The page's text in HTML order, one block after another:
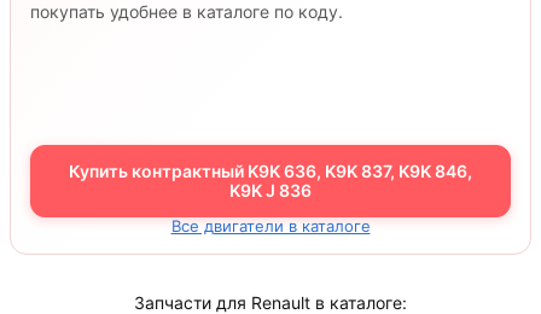
покупать удобнее в каталоге по коду.
Купить контрактный K9K 636, K9K 837, K9K 846,
K9K J 836
Все двигатели в каталоге
Запчасти для Renault в каталоге: